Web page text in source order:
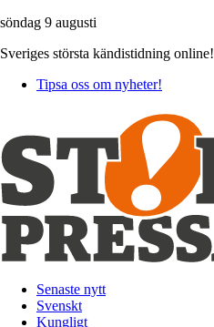
söndag 9 augusti
Sveriges största kändistidning online!
Tipsa oss om nyheter!
Senaste nytt
Svenskt
Kungligt